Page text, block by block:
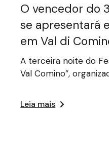
O vencedor do
se apresentará
em Val di
A terceira noite do
Val Comino”,
Leia mais